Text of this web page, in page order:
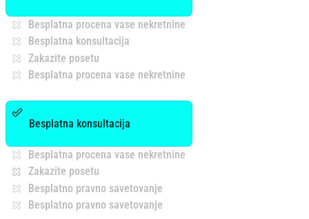
Besplatna procena vase nekretnine
Besplatna konsultacija
Zakazite posetu
Besplatna procena vase nekretnine
Besplatna konsultacija
Besplatna procena vase nekretnine
Zakazite posetu
Besplatno pravno savetovanje
Besplatno pravno savetovanje